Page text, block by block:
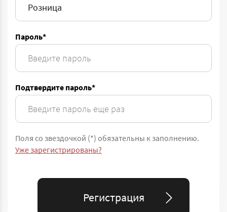
Пароль*
Подтвердите пароль*
Поля со звездочкой (*) обязательны к заполнению.
Уже зарегистрированы?
Регистрация